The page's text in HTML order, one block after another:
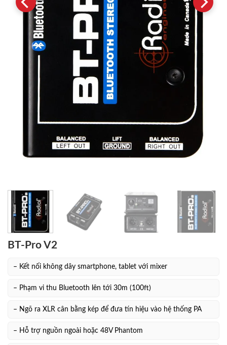
BT-Pro V2
– Kết nối không dây smartphone, tablet với mixer
– Phạm vi thu Bluetooth lên tới 30m (100ft)
– Ngõ ra XLR cân bằng kép để đưa tín hiệu vào hệ thống PA
– Hỗ trợ nguồn ngoài hoặc 48V Phantom